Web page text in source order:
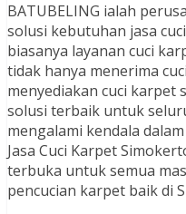
BATUBELING ialah
solusi kebutuhan jasa
biasanya layanan cuci
tidak hanya menerima
menyediakan cuci karpet
solusi terbaik untuk
mengalami kendala
Jasa Cuci Karpet
terbuka untuk semua
pencucian karpet baik di